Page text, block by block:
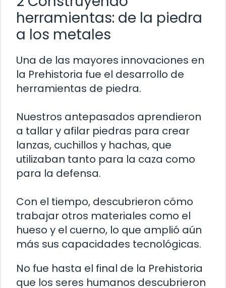
herramientas: de la piedra
a los metales
Una de las mayores innovaciones en
la Prehistoria fue el desarrollo de
herramientas de piedra.
Nuestros antepasados aprendieron
a tallar y afilar piedras para crear
lanzas, cuchillos y hachas, que
utilizaban tanto para la caza como
para la defensa.
Con el tiempo, descubrieron cómo
trabajar otros materiales como el
hueso y el cuerno, lo que amplió aún
más sus capacidades tecnológicas.
No fue hasta el final de la Prehistoria
que los seres humanos descubrieron